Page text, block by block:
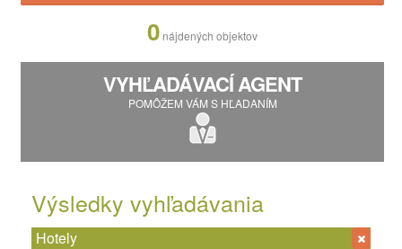
0 nájdených objektov
VYHĽADÁVACÍ AGENT
POMÔŽEM VÁM S HĽADANÍM
Výsledky vyhľadávania
Hotely